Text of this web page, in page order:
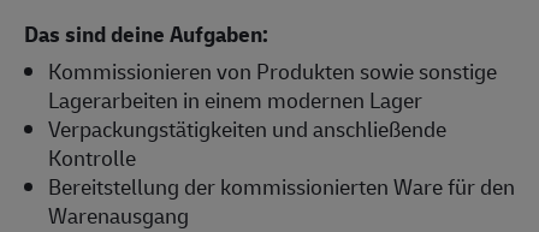
Das sind deine Aufgaben:
Kommissionieren von Produkten sowie sonstige
Lagerarbeiten in einem modernen Lager
Verpackungstätigkeiten und anschließende
Kontrolle
Bereitstellung der kommissionierten Ware für den
Warenausgang